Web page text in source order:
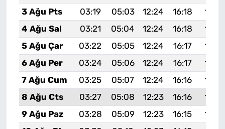
3 Ağu Pts
03:19 05:03 12:24 16:18
4 Ağu Sal
03:21 05:04 12:24 16:18
5 Ağu Çar
03:22 05:05 12:24 16:17
6 Ağu Per
03:24 05:06 12:24 16:17
7 Ağu Cum
03:25 05:07 12:24 16:16
8 Ağu Cts
03:27 05:08 12:23 16:16
9 Ağu Paz
03:28 05:09 12:23 16:15